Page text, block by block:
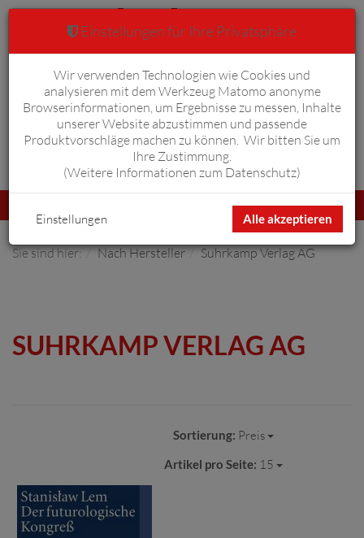
Anmelden Warenkorb 0
umschalten
Sie sind hier: Nach Hersteller Suhrkamp Verlag AG
SUHRKAMP VERLAG AG
Sortierung: Preis
Artikel pro Seite: 15
Einstellungen für Ihre Privatsphäre
Wir verwenden Technologien wie Cookies und
analysieren mit dem Werkzeug Matomo anonyme
Browserinformationen, um Ergebnisse zu messen, Inhalte
unserer Website abzustimmen und passende
Produktvorschläge machen zu können. Wir bitten Sie um
Ihre Zustimmung.
(Weitere Informationen zum Datenschutz)
Alle akzeptieren
Einstellungen